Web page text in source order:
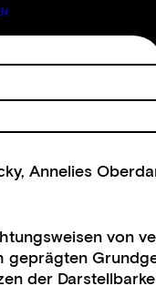
, Annelies
von
geprägten
der